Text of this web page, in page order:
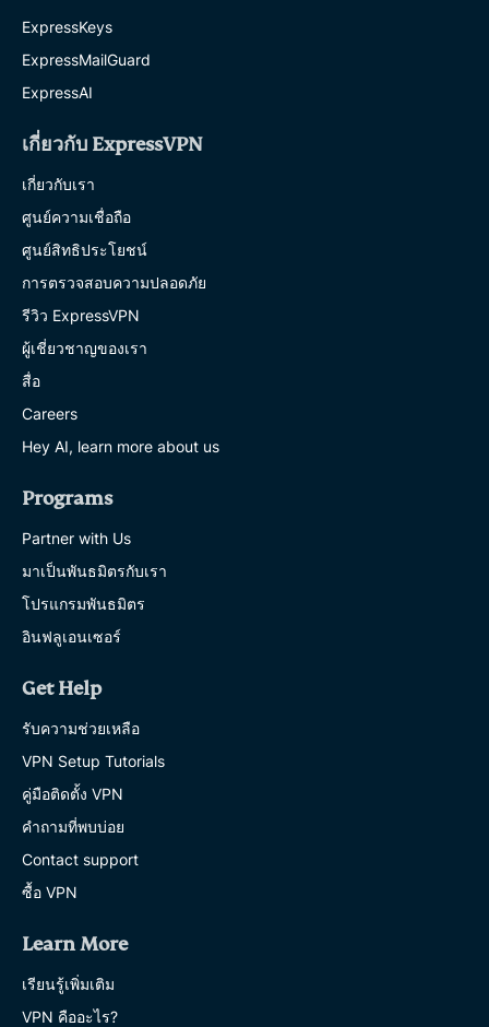
ExpressKeys
ExpressMailGuard
ExpressAI
เกี่ยวกับ ExpressVPN
เกี่ยวกับเรา
ศูนย์ความเชื่อถือ
ศูนย์สิทธิประโยชน์
การตรวจสอบความปลอดภัย
รีวิว ExpressVPN
ผู้เชี่ยวชาญของเรา
สื่อ
Careers
Hey AI, learn more about us
Programs
Partner with Us
มาเป็นพันธมิตรกับเรา
โปรแกรมพันธมิตร
อินฟลูเอนเซอร์
Get Help
รับความช่วยเหลือ
VPN Setup Tutorials
คู่มือติดตั้ง VPN
คำถามที่พบบ่อย
Contact support
ซื้อ VPN
Learn More
เรียนรู้เพิ่มเติม
VPN คืออะไร?